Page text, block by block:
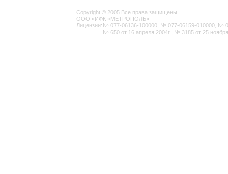
Copyright © 2005 Все права защищены
ООО «ИФК «МЕТРОПОЛЬ»
Лицензии: № 077-06136-100000, № 077-06159-010000, №
№ 650 от 16 апреля 2004г., № 3185 от 25